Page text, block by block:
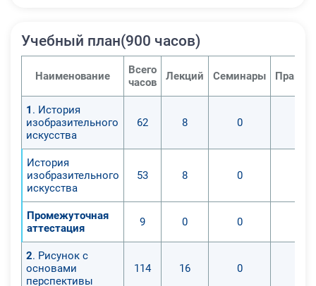
Учебный план(900 часов)
Наименование
Всего
часов
Лекций Семинары
1 . История
изобразительного
искусства
62 8 0
История
изобразительного
искусства
53 8 0
Промежуточная
аттестация
9 0 0
2. Рисунок с
основами
перспективы
114 16 0